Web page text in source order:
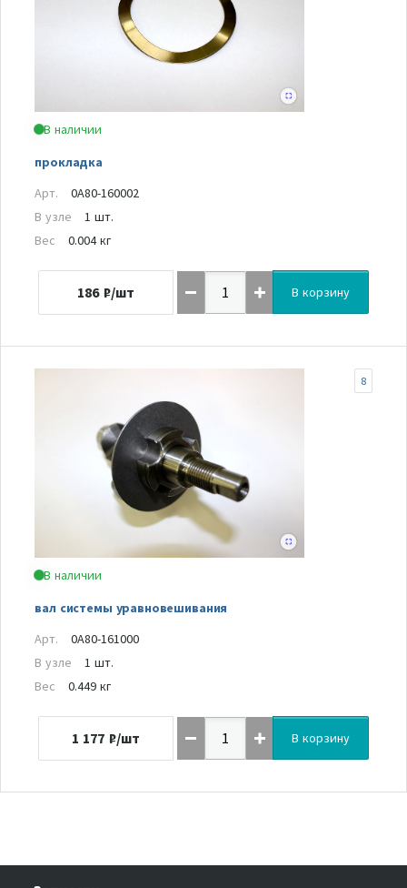
В наличии
прокладка
Арт.
0A80-160002
В узле
1 шт.
Вес
0.004 кг
186 ₽/шт В корзину
В наличии
вал системы уравновешивания
8
Арт.
0A80-161000
В узле
1 шт.
Вес
0.449 кг
1 177 ₽/шт В корзину